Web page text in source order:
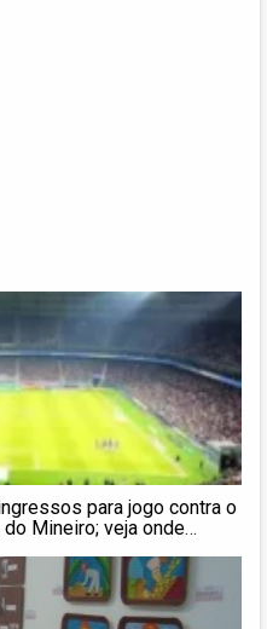
para jogo contra o
do Mineiro; veja onde